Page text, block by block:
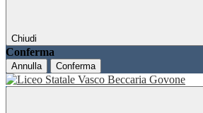
Chiudi
Conferma
Annulla Conferma